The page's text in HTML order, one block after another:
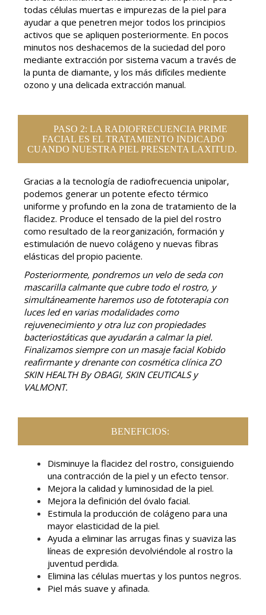
todas células muertas e impurezas de la piel para
ayudar a que penetren mejor todos los principios
activos que se apliquen posteriormente. En pocos
minutos nos deshacemos de la suciedad del poro
mediante extracción por sistema vacum a través de
la punta de diamante, y los más difíciles mediente
ozono y una delicada extracción manual.
PASO 2: LA RADIOFRECUENCIA PRIME
FACIAL ES EL TRATAMIENTO INDICADO
CUANDO NUESTRA PIEL PRESENTA LAXITUD.
Gracias a la tecnología de radiofrecuencia unipolar,
podemos generar un potente efecto térmico
uniforme y profundo en la zona de tratamiento de la
flacidez. Produce el tensado de la piel del rostro
como resultado de la reorganización, formación y
estimulación de nuevo colágeno y nuevas fibras
elásticas del propio paciente.
Posteriormente, pondremos un velo de seda con
mascarilla calmante que cubre todo el rostro, y
simultáneamente haremos uso de fototerapia con
luces led en varias modalidades como
rejuvenecimiento y otra luz con propiedades
bacteriostáticas que ayudarán a calmar la piel.
Finalizamos siempre con un masaje facial Kobido
reafirmante y drenante con cosmética clínica ZO
SKIN HEALTH By OBAGI, SKIN CEUTICALS y
VALMONT.
BENEFICIOS:
Disminuye la flacidez del rostro, consiguiendo
una contracción de la piel y un efecto tensor.
Mejora la calidad y luminosidad de la piel.
Mejora la definición del óvalo facial.
Estimula la producción de colágeno para una
mayor elasticidad de la piel.
Ayuda a eliminar las arrugas finas y suaviza las
líneas de expresión devolviéndole al rostro la
juventud perdida.
Elimina las células muertas y los puntos negros.
Piel más suave y afinada.